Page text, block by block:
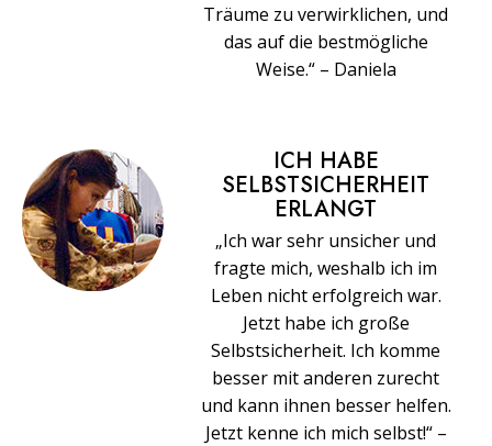
Träume zu verwirklichen, und
das auf die bestmögliche
Weise.“ – Daniela
ICH HABE
SELBSTSICHERHEIT
ERLANGT
„Ich war sehr unsicher und
fragte mich, weshalb ich im
Leben nicht erfolgreich war.
Jetzt habe ich große
Selbstsicherheit. Ich komme
besser mit anderen zurecht
und kann ihnen besser helfen.
Jetzt kenne ich mich selbst!“ –